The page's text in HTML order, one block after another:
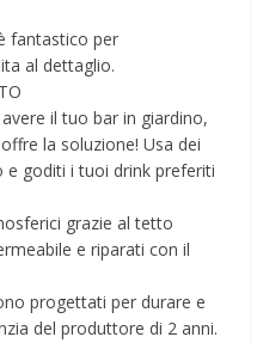
fantastico per
al dettaglio.
il tuo bar in giardino,
la soluzione! Usa dei
e goditi i tuoi drink preferiti
grazie al tetto
e riparati con il
progettati per durare e
del produttore di 2 anni.